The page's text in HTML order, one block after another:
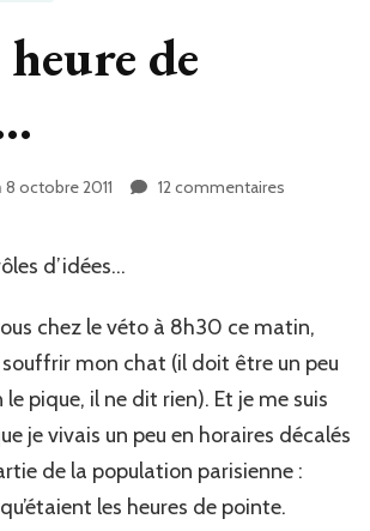
de
8 octobre 2011 12 commentaires
d’idées…
chez le véto à 8h30 ce matin,
mon chat (il doit être un peu
pique, il ne dit rien). Et je me suis
je vivais un peu en horaires décalés
de la population parisienne :
les heures de pointe.